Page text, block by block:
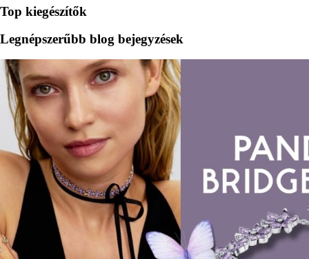
Top kiegészítők
Legnépszerűbb blog bejegyzések